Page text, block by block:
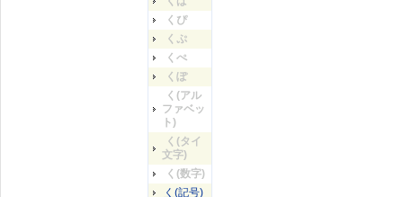
くぴ
くぷ
くぺ
くぽ
く(アル
ファベッ
ト)
く(タイ
文字)
く(数字)
く(記号)